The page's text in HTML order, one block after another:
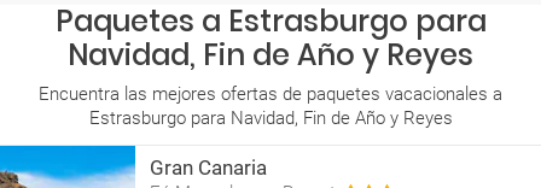
Paquetes a Estrasburgo para
Navidad, Fin de Año y Reyes
Encuentra las mejores ofertas de paquetes vacacionales a
Estrasburgo para Navidad, Fin de Año y Reyes
Gran Canaria